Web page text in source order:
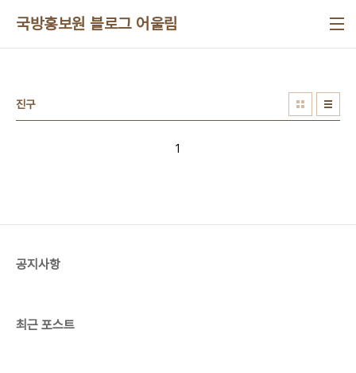
국방홍보원 블로그 어울림
진구
1
공지사항
최근 포스트